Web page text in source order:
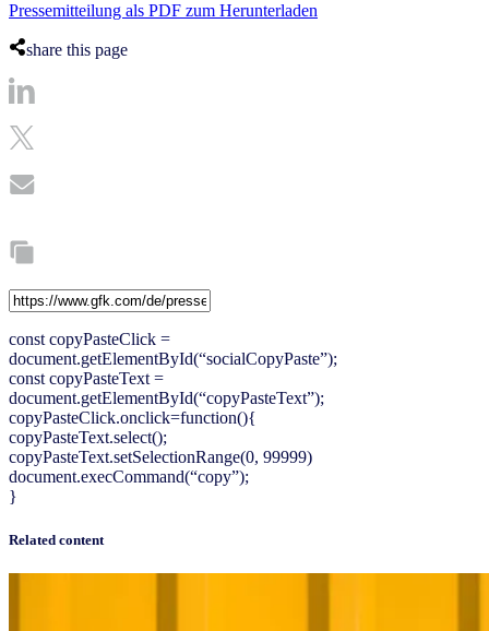
Pressemitteilung als PDF zum Herunterladen
share this page
const copyPasteClick =
document.getElementById(“socialCopyPaste”);
const copyPasteText =
document.getElementById(“copyPasteText”);
copyPasteClick.onclick=function(){
copyPasteText.select();
copyPasteText.setSelectionRange(0, 99999)
document.execCommand(“copy”);
}
Related content